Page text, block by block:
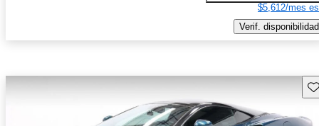
$5,612/mes
Verif. disponibilidad